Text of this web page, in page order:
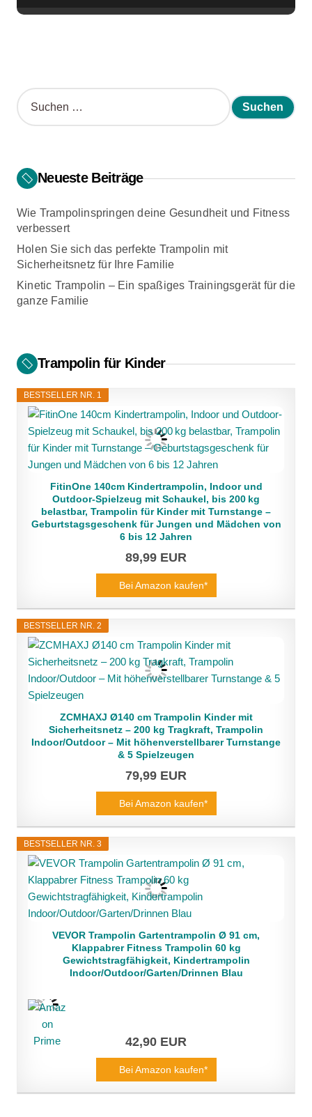
S
u
n
n
c
h
:
Neueste Beiträge
Wie Trampolinspringen deine Gesundheit und Fitness
verbessert
Holen Sie sich das perfekte Trampolin mit
Sicherheitsnetz für Ihre Familie
Kinetic Trampolin – Ein spaßiges Trainingsgerät für die
ganze Familie
Trampolin für Kinder
BESTSELLER NR. 1
FitinOne 140cm Kindertrampolin, Indoor und
Outdoor-Spielzeug mit Schaukel, bis 200 kg
belastbar, Trampolin für Kinder mit Turnstange –
Geburtstagsgeschenk für Jungen und Mädchen von
6 bis 12 Jahren
89,99 EUR
Bei Amazon kaufen*
BESTSELLER NR. 2
ZCMHAXJ Ø140 cm Trampolin Kinder mit
Sicherheitsnetz – 200 kg Tragkraft, Trampolin
Indoor/Outdoor – Mit höhenverstellbarer Turnstange
& 5 Spielzeugen
79,99 EUR
Bei Amazon kaufen*
BESTSELLER NR. 3
VEVOR Trampolin Gartentrampolin Ø 91 cm,
Klappabrer Fitness Trampolin 60 kg
Gewichtstragfähigkeit, Kindertrampolin
Indoor/Outdoor/Garten/Drinnen Blau
42,90 EUR
Bei Amazon kaufen*